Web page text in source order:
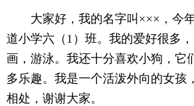
大家好，我的名字叫×××，今
道小学六（1）班。我的爱好很多
画，游泳。我还十分喜欢小狗，它
多乐趣。我是一个活泼外向的女孩
相处，谢谢大家。